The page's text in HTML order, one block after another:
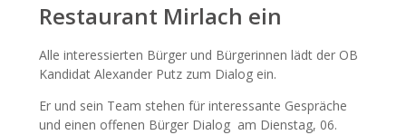
Restaurant Mirlach ein
Alle interessierten Bürger und Bürgerinnen lädt der OB
Kandidat Alexander Putz zum Dialog ein.
Er und sein Team stehen für interessante Gespräche
und einen offenen Bürger Dialog am Dienstag, 06.